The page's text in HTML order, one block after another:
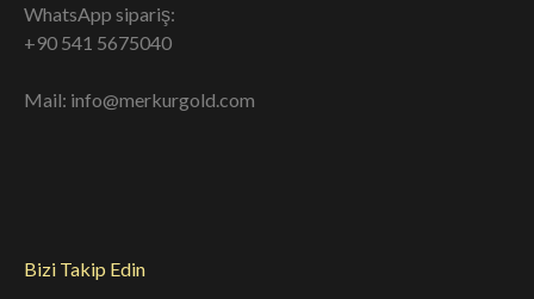
WhatsApp sipariş:
+90 541 5675040
Mail: info@merkurgold.com
Bizi Takip Edin